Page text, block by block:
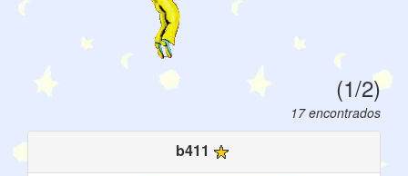
(1/2)
17 encontrados
b411